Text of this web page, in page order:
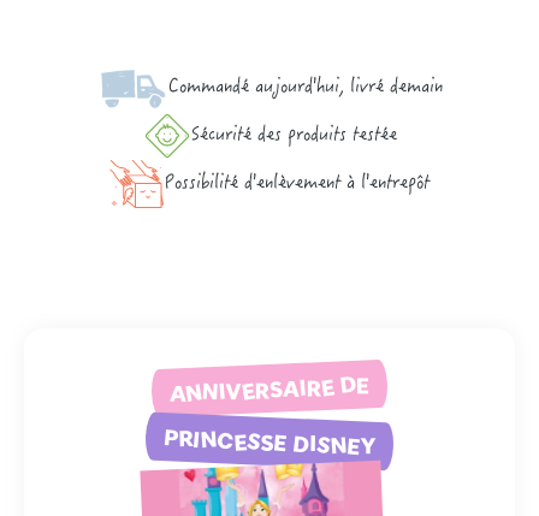
Commandé aujourd'hui, livré demain
Sécurité des produits testée
Possibilité d'enlèvement à l'entrepôt
ANNIVERSAIRE DE
PRINCESSE DISNEY